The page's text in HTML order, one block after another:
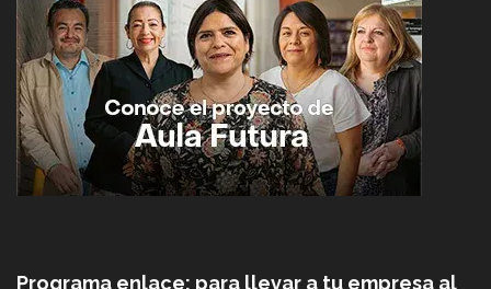
Programa enlace: para llevar a tu empresa al